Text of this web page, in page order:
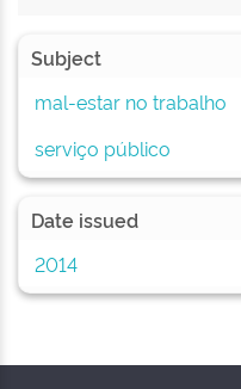
Subject
mal-estar no trabalho
serviço público
Date issued
2014